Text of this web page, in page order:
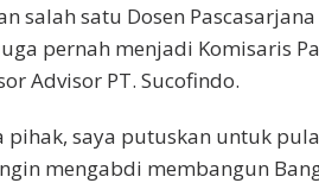
salah satu Dosen Pascasarjana
pernah menjadi Komisaris
Advisor PT. Sucofindo.
pihak, saya putuskan untuk
mengabdi membangun